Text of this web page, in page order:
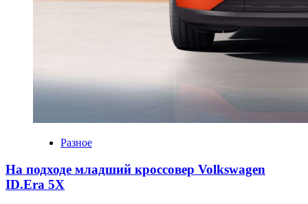
Разное
На подходе младший кроссовер Volkswagen
ID.Era 5X